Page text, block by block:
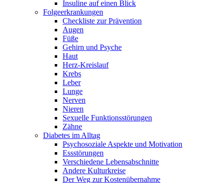
Insuline auf einen Blick
Folgeerkrankungen
Checkliste zur Prävention
Augen
Füße
Gehirn und Psyche
Haut
Herz-Kreislauf
Krebs
Leber
Lunge
Nerven
Nieren
Sexuelle Funktionsstörungen
Zähne
Diabetes im Alltag
Psychosoziale Aspekte und Motivation
Essstörungen
Verschiedene Lebensabschnitte
Andere Kulturkreise
Der Weg zur Kostenübernahme